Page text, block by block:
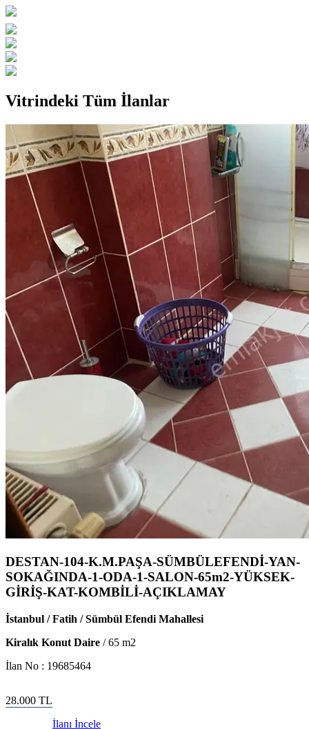
Vitrindeki Tüm İlanlar
DESTAN-104-K.M.PAŞA-SÜMBÜLEFENDİ-YAN-
SOKAĞINDA-1-ODA-1-SALON-65m2-YÜKSEK-
GİRİŞ-KAT-KOMBİLİ-AÇIKLAMAY
İstanbul / Fatih / Sümbül Efendi Mahallesi
Kiralık Konut Daire /65 m2
İlan No : 19685464
28.000 TL
İlanı İncele